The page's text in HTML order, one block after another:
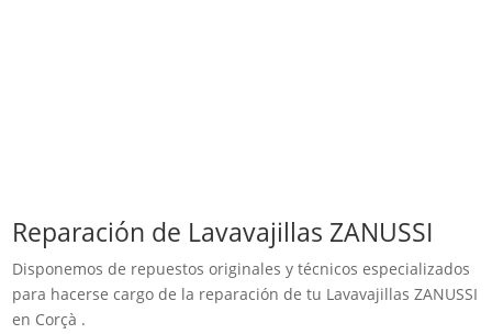
Reparación de Lavavajillas ZANUSSI
Disponemos de repuestos originales y técnicos especializados
para hacerse cargo de la reparación de tu Lavavajillas ZANUSSI
en Corçà .